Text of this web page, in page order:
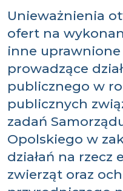
Unieważnienia
ofert na
inne
prowadzące
publicznego w
publicznych
zadań
Opolskiego w
działań na
zwierząt oraz